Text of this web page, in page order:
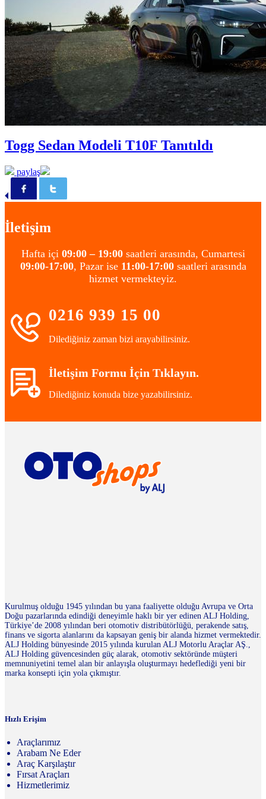
Togg Sedan Modeli T10F Tanıtıldı
paylaş
İletişim
Hafta içi 09:00 – 19:00saatleri arasında, Cumartesi
09:00-17:00, Pazar ise 11:00-17:00saatleri arasında
hizmet vermekteyiz.
0216 939 15 00
Dilediğiniz zaman bizi arayabilirsiniz.
İletişim Formu İçin Tıklayın.
Dilediğiniz konuda bize yazabilirsiniz.
Kurulmuş olduğu 1945 yılından bu yana faaliyette olduğu Avrupa ve Orta
Doğu pazarlarında edindiği deneyimle haklı bir yer edinen ALJ Holding,
Türkiye’de 2008 yılından beri otomotiv distribütörlüğü, perakende satış,
finans ve sigorta alanlarını da kapsayan geniş bir alanda hizmet vermektedir.
ALJ Holding bünyesinde 2015 yılında kurulan ALJ Motorlu Araçlar AŞ.,
ALJ Holding güvencesinden güç alarak, otomotiv sektöründe müşteri
memnuniyetini temel alan bir anlayışla oluşturmayı hedeflediği yeni bir
marka konsepti için yola çıkmıştır.
Hızlı Erişim
Araçlarımız
Arabam Ne Eder
Araç Karşılaştır
Fırsat Araçları
Hizmetlerimiz